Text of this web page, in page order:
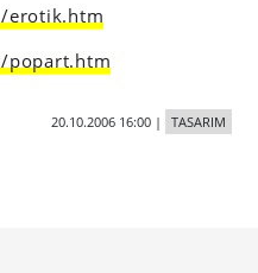
erotik.htm
popart.htm
20.10.2006 16:00| TASARIM